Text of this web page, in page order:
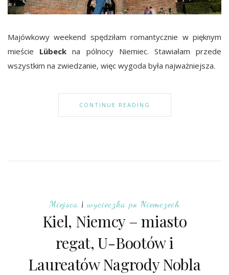
Majówkowy weekend spędziłam romantycznie w pięknym
mieście Lübeck na pólnocy Niemiec. Stawiałam przede
wszystkim na zwiedzanie, więc wygoda była najważniejsza.
CONTINUE READING
Miejsca | wycieczka po Niemczech
Kiel, Niemcy – miasto
regat, U-Bootów i
Laureatów Nagrody Nobla